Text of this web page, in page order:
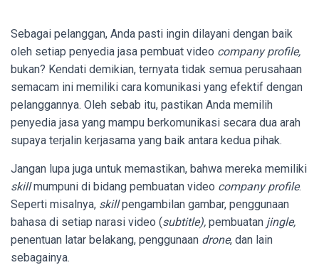
Sebagai pelanggan, Anda pasti ingin dilayani dengan baik
oleh setiap penyedia jasa pembuat video company profile,
bukan? Kendati demikian, ternyata tidak semua perusahaan
semacam ini memiliki cara komunikasi yang efektif dengan
pelanggannya. Oleh sebab itu, pastikan Anda memilih
penyedia jasa yang mampu berkomunikasi secara dua arah
supaya terjalin kerjasama yang baik antara kedua pihak.
Jangan lupa juga untuk memastikan, bahwa mereka memiliki
skillmumpuni di bidang pembuatan video company profile.
Seperti misalnya, skillpengambilan gambar, penggunaan
bahasa di setiap narasi video (subtitle), pembuatan jingle,
penentuan latar belakang, penggunaan drone, dan lain
sebagainya.